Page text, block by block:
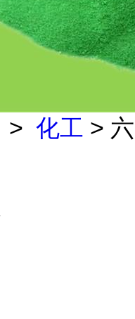
> 化工 > 六